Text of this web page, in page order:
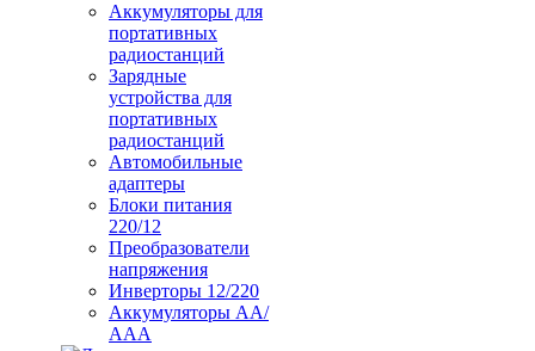
Аккумуляторы для
портативных
радиостанций
Зарядные
устройства для
портативных
радиостанций
Автомобильные
адаптеры
Блоки питания
220/12
Преобразователи
напряжения
Инверторы 12/220
Аккумуляторы АА/
ААА